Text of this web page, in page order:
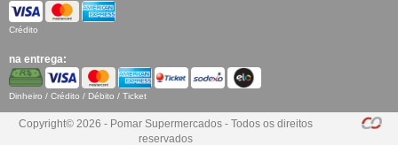
Crédito
na entrega:
Dinheiro / Crédito / Débito / Ticket
Copyright© 2026 - Pomar Supermercados - Todos os direitos
reservados